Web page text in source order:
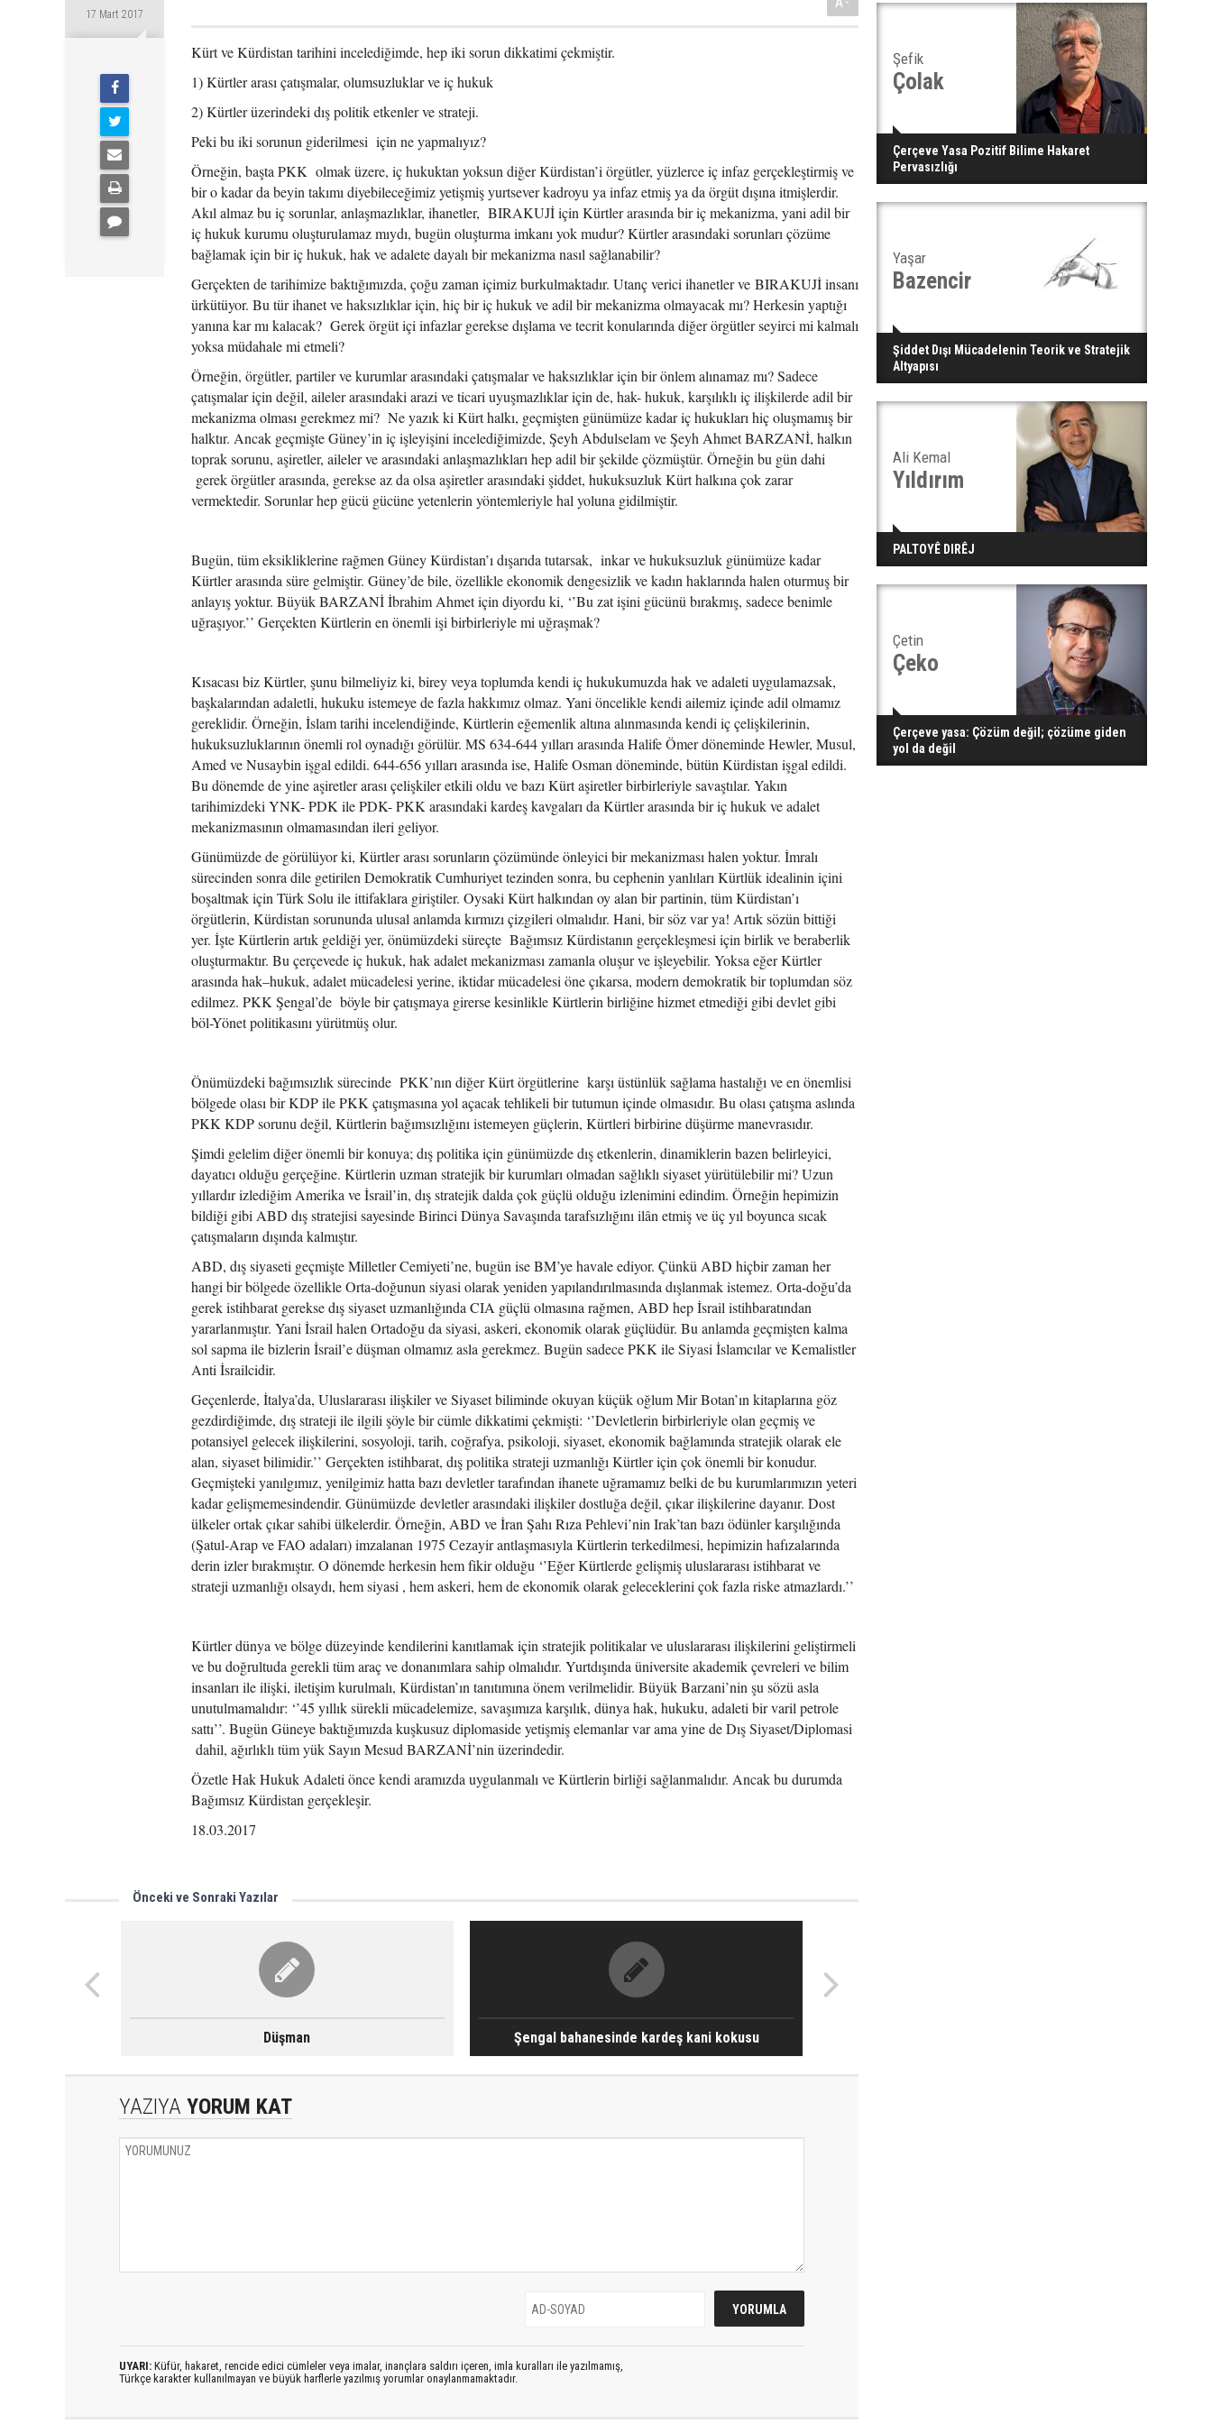
17 Mart 2017
Kürt ve Kürdistan tarihini incelediğimde, hep iki sorun dikkatimi çekmiştir.
1) Kürtler arası çatışmalar, olumsuzluklar ve iç hukuk
2) Kürtler üzerindeki dış politik etkenler ve strateji.
Peki bu iki sorunun giderilmesi için ne yapmalıyız?
Örneğin, başta PKK olmak üzere, iç hukuktan yoksun diğer Kürdistan’i örgütler, yüzlerce iç infaz gerçekleştirmiş ve
bir o kadar da beyin takımı diyebileceğimiz yetişmiş yurtsever kadroyu ya infaz etmiş ya da örgüt dışına itmişlerdir.
Akıl almaz bu iç sorunlar, anlaşmazlıklar, ihanetler, BIRAKUJİ için Kürtler arasında bir iç mekanizma, yani adil bir
iç hukuk kurumu oluşturulamaz mıydı, bugün oluşturma imkanı yok mudur? Kürtler arasındaki sorunları çözüme
bağlamak için bir iç hukuk, hak ve adalete dayalı bir mekanizma nasıl sağlanabilir?
Gerçekten de tarihimize baktığımızda, çoğu zaman içimiz burkulmaktadır. Utanç verici ihanetler ve BIRAKUJİ insanı
ürkütüyor. Bu tür ihanet ve haksızlıklar için, hiç bir iç hukuk ve adil bir mekanizma olmayacak mı? Herkesin yaptığı
yanına kar mı kalacak? Gerek örgüt içi infazlar gerekse dışlama ve tecrit konularında diğer örgütler seyirci mi kalmalı
yoksa müdahale mi etmeli?
Örneğin, örgütler, partiler ve kurumlar arasındaki çatışmalar ve haksızlıklar için bir önlem alınamaz mı? Sadece
çatışmalar için değil, aileler arasındaki arazi ve ticari uyuşmazlıklar için de, hak- hukuk, karşılıklı iç ilişkilerde adil bir
mekanizma olması gerekmez mi? Ne yazık ki Kürt halkı, geçmişten günümüze kadar iç hukukları hiç oluşmamış bir
halktır. Ancak geçmişte Güney’in iç işleyişini incelediğimizde, Şeyh Abdulselam ve Şeyh Ahmet BARZANİ, halkın
toprak sorunu, aşiretler, aileler ve arasındaki anlaşmazlıkları hep adil bir şekilde çözmüştür. Örneğin bu gün dahi
gerek örgütler arasında, gerekse az da olsa aşiretler arasındaki şiddet, hukuksuzluk Kürt halkına çok zarar
vermektedir. Sorunlar hep gücü gücüne yetenlerin yöntemleriyle hal yoluna gidilmiştir.
Bugün, tüm eksikliklerine rağmen Güney Kürdistan’ı dışarıda tutarsak, inkar ve hukuksuzluk günümüze kadar
Kürtler arasında süre gelmiştir. Güney’de bile, özellikle ekonomik dengesizlik ve kadın haklarında halen oturmuş bir
anlayış yoktur. Büyük BARZANİ İbrahim Ahmet için diyordu ki, ‘’Bu zat işini gücünü bırakmış, sadece benimle
uğraşıyor.’’ Gerçekten Kürtlerin en önemli işi birbirleriyle mi uğraşmak?
Kısacası biz Kürtler, şunu bilmeliyiz ki, birey veya toplumda kendi iç hukukumuzda hak ve adaleti uygulamazsak,
başkalarından adaletli, hukuku istemeye de fazla hakkımız olmaz. Yani öncelikle kendi ailemiz içinde adil olmamız
gereklidir. Örneğin, İslam tarihi incelendiğinde, Kürtlerin eğemenlik altına alınmasında kendi iç çelişkilerinin,
hukuksuzluklarının önemli rol oynadığı görülür. MS 634-644 yılları arasında Halife Ömer döneminde Hewler, Musul,
Amed ve Nusaybin işgal edildi. 644-656 yılları arasında ise, Halife Osman döneminde, bütün Kürdistan işgal edildi.
Bu dönemde de yine aşiretler arası çelişkiler etkili oldu ve bazı Kürt aşiretler birbirleriyle savaştılar. Yakın
tarihimizdeki YNK- PDK ile PDK- PKK arasındaki kardeş kavgaları da Kürtler arasında bir iç hukuk ve adalet
mekanizmasının olmamasından ileri geliyor.
Günümüzde de görülüyor ki, Kürtler arası sorunların çözümünde önleyici bir mekanizması halen yoktur. İmralı
sürecinden sonra dile getirilen Demokratik Cumhuriyet tezinden sonra, bu cephenin yanlıları Kürtlük idealinin içini
boşaltmak için Türk Solu ile ittifaklara giriştiler. Oysaki Kürt halkından oy alan bir partinin, tüm Kürdistan’ı
örgütlerin, Kürdistan sorununda ulusal anlamda kırmızı çizgileri olmalıdır. Hani, bir söz var ya! Artık sözün bittiği
yer. İşte Kürtlerin artık geldiği yer, önümüzdeki süreçte Bağımsız Kürdistanın gerçekleşmesi için birlik ve beraberlik
oluşturmaktır. Bu çerçevede iç hukuk, hak adalet mekanizması zamanla oluşur ve işleyebilir. Yoksa eğer Kürtler
arasında hak–hukuk, adalet mücadelesi yerine, iktidar mücadelesi öne çıkarsa, modern demokratik bir toplumdan söz
edilmez. PKK Şengal’de böyle bir çatışmaya girerse kesinlikle Kürtlerin birliğine hizmet etmediği gibi devlet gibi
böl-Yönet politikasını yürütmüş olur.
Önümüzdeki bağımsızlık sürecinde PKK’nın diğer Kürt örgütlerine karşı üstünlük sağlama hastalığı ve en önemlisi
bölgede olası bir KDP ile PKK çatışmasına yol açacak tehlikeli bir tutumun içinde olmasıdır. Bu olası çatışma aslında
PKK KDP sorunu değil, Kürtlerin bağımsızlığını istemeyen güçlerin, Kürtleri birbirine düşürme manevrasıdır.
Şimdi gelelim diğer önemli bir konuya; dış politika için günümüzde dış etkenlerin, dinamiklerin bazen belirleyici,
dayatıcı olduğu gerçeğine. Kürtlerin uzman stratejik bir kurumları olmadan sağlıklı siyaset yürütülebilir mi? Uzun
yıllardır izlediğim Amerika ve İsrail’in, dış stratejik dalda çok güçlü olduğu izlenimini edindim. Örneğin hepimizin
bildiği gibi ABD dış stratejisi sayesinde Birinci Dünya Savaşında tarafsızlığını ilân etmiş ve üç yıl boyunca sıcak
çatışmaların dışında kalmıştır.
ABD, dış siyaseti geçmişte Milletler Cemiyeti’ne, bugün ise BM’ye havale ediyor. Çünkü ABD hiçbir zaman her
hangi bir bölgede özellikle Orta-doğunun siyasi olarak yeniden yapılandırılmasında dışlanmak istemez. Orta-doğu’da
gerek istihbarat gerekse dış siyaset uzmanlığında CIA güçlü olmasına rağmen, ABD hep İsrail istihbaratından
yararlanmıştır. Yani İsrail halen Ortadoğu da siyasi, askeri, ekonomik olarak güçlüdür. Bu anlamda geçmişten kalma
sol sapma ile bizlerin İsrail’e düşman olmamız asla gerekmez. Bugün sadece PKK ile Siyasi İslamcılar ve Kemalistler
Anti İsrailcidir.
Geçenlerde, İtalya’da, Uluslararası ilişkiler ve Siyaset biliminde okuyan küçük oğlum Mir Botan’ın kitaplarına göz
gezdirdiğimde, dış strateji ile ilgili şöyle bir cümle dikkatimi çekmişti: ‘’Devletlerin birbirleriyle olan geçmiş ve
potansiyel gelecek ilişkilerini, sosyoloji, tarih, coğrafya, psikoloji, siyaset, ekonomik bağlamında stratejik olarak ele
alan, siyaset bilimidir.’’ Gerçekten istihbarat, dış politika strateji uzmanlığı Kürtler için çok önemli bir konudur.
Geçmişteki yanılgımız, yenilgimiz hatta bazı devletler tarafından ihanete uğramamız belki de bu kurumlarımızın yeteri
kadar gelişmemesindendir. Günümüzde devletler arasındaki ilişkiler dostluğa değil, çıkar ilişkilerine dayanır. Dost
ülkeler ortak çıkar sahibi ülkelerdir. Örneğin, ABD ve İran Şahı Rıza Pehlevi’nin Irak’tan bazı ödünler karşılığında
(Şatul-Arap ve FAO adaları) imzalanan 1975 Cezayir antlaşmasıyla Kürtlerin terkedilmesi, hepimizin hafızalarında
derin izler bırakmıştır. O dönemde herkesin hem fikir olduğu ‘’Eğer Kürtlerde gelişmiş uluslararası istihbarat ve
strateji uzmanlığı olsaydı, hem siyasi , hem askeri, hem de ekonomik olarak geleceklerini çok fazla riske atmazlardı.’’
Kürtler dünya ve bölge düzeyinde kendilerini kanıtlamak için stratejik politikalar ve uluslararası ilişkilerini geliştirmeli
ve bu doğrultuda gerekli tüm araç ve donanımlara sahip olmalıdır. Yurtdışında üniversite akademik çevreleri ve bilim
insanları ile ilişki, iletişim kurulmalı, Kürdistan’ın tanıtımına önem verilmelidir. Büyük Barzani’nin şu sözü asla
unutulmamalıdır: ‘’45 yıllık sürekli mücadelemize, savaşımıza karşılık, dünya hak, hukuku, adaleti bir varil petrole
sattı’’. Bugün Güneye baktığımızda kuşkusuz diplomaside yetişmiş elemanlar var ama yine de Dış Siyaset/Diplomasi
dahil, ağırlıklı tüm yük Sayın Mesud BARZANİ’nin üzerindedir.
Özetle Hak Hukuk Adaleti önce kendi aramızda uygulanmalı ve Kürtlerin birliği sağlanmalıdır. Ancak bu durumda
Bağımsız Kürdistan gerçekleşir.
18.03.2017
Önceki ve Sonraki Yazılar
Düşman Şengal bahanesinde kardeş kani kokusu
YAZIYA YORUM KAT
UYARI: Küfür, hakaret, rencide edici cümleler veya imalar, inançlara saldırı içeren, imla kuralları ile yazılmamış,
Türkçe karakter kullanılmayan ve büyük harflerle yazılmış yorumlar onaylanmamaktadır.
Şefik
Çolak
Çerçeve Yasa Pozitif Bilime Hakaret
Pervasızlığı
Yaşar
Bazencir
Şiddet Dışı Mücadelenin Teorik ve Stratejik
Altyapısı
Ali Kemal
Yıldırım
PALTOYÊ DIRÊJ
Çetin
Çeko
Çerçeve yasa: Çözüm değil; çözüme giden
yol da değil